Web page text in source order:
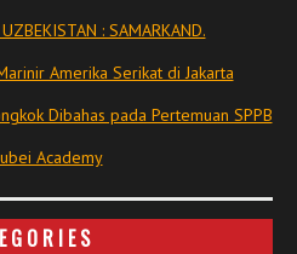
: SAMARKAND.
Amerika Serikat di Jakarta
Dibahas pada Pertemuan SPPB
Academy